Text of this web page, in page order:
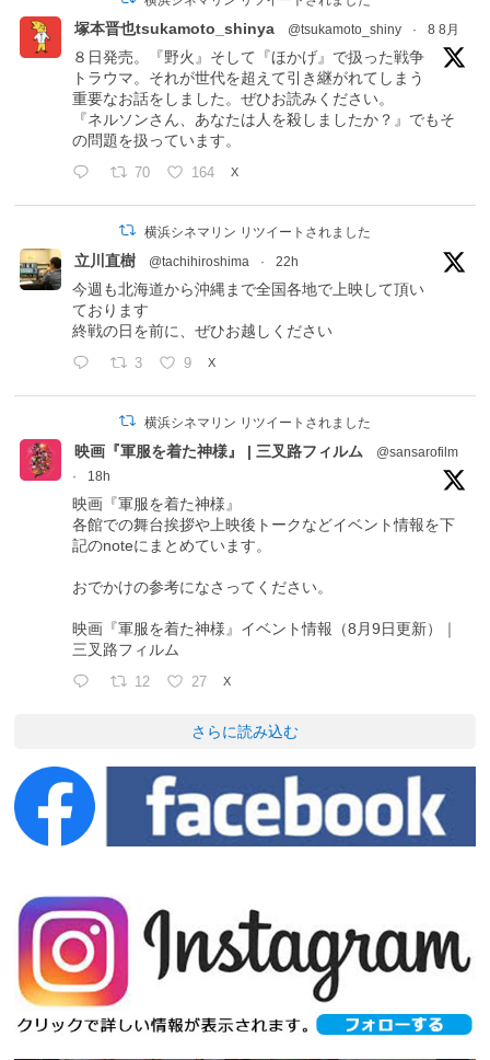
塚本晋也tsukamoto_shinya @tsukamoto_shiny · 8 8月
８日発売。『野火』そして『ほかげ』で扱った戦争
トラウマ。それが世代を超えて引き継がれてしまう
重要なお話をしました。ぜひお読みください。
『ネルソンさん、あなたは人を殺しましたか？』でもそ
の問題を扱っています。
70 164 X
横浜シネマリン リツイートされました
立川直樹 @tachihiroshima · 22h
今週も北海道から沖縄まで全国各地で上映して頂い
ております
終戦の日を前に、ぜひお越しください
3 9 X
横浜シネマリン リツイートされました
映画『軍服を着た神様』 | 三叉路フィルム
@sansarofilm
·
18h
映画『軍服を着た神様』
各館での舞台挨拶や上映後トークなどイベント情報を下
記のnoteにまとめています。
おでかけの参考になさってください。
映画『軍服を着た神様』イベント情報（8月9日更新）｜
三叉路フィルム
12 27 X
さらに読み込む